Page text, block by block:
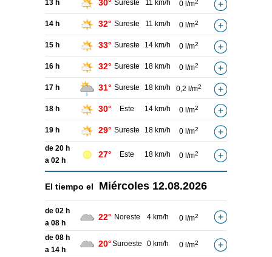
13 h 30° Sureste 11 km/h 0 l/m2
14 h 32° Sureste 11 km/h 0 l/m2
15 h 33° Sureste 14 km/h 0 l/m2
16 h 32° Sureste 18 km/h 0 l/m2
17 h 31° Sureste 18 km/h 0,2 l/m2
18 h 30° Este 14 km/h 0 l/m2
19 h 29° Sureste 18 km/h 0 l/m2
de 20 h
a 02 h
27° Este 18 km/h 0 l/m2
El tiempo el Miércoles 12.08.2026
de 02 h
a 08 h
22° Noreste 4 km/h 0 l/m2
de 08 h
a 14 h
20°Suroeste 0 km/h 0 l/m2